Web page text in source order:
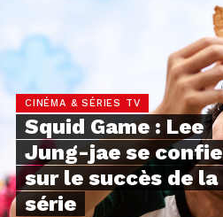
CINÉMA & SÉRIES TV
Squid Game : Lee
Jung-jae se confie
sur le succès de la
série